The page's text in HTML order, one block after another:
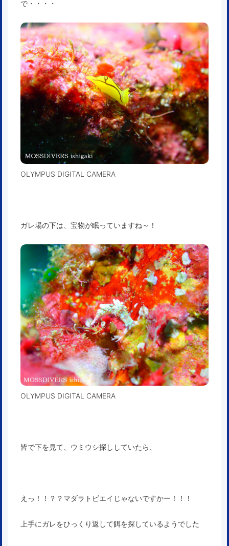
で・・・・
OLYMPUS DIGITAL CAMERA
ガレ場の下は、宝物が眠っていますね～！
OLYMPUS DIGITAL CAMERA
皆で下を見て、ウミウシ探ししていたら、
えっ！！？？マダラトビエイじゃないですかー！！！
上手にガレをひっくり返して餌を探しているようでした